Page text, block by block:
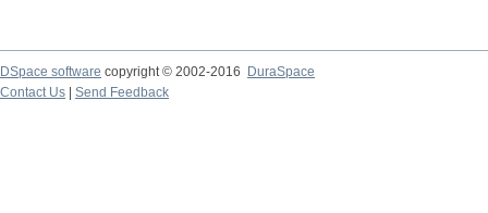
DSpace software copyright © 2002-2016
DuraSpace
Contact Us
Send Feedback